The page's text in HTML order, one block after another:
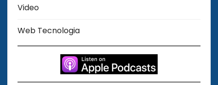
Video
Web Tecnologia